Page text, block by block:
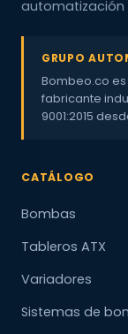
automatización
GRUPO
Bombeo.co
fabricante
9001:2015
CATÁLOGO
Bombas
Tableros ATX
Variadores
Sistemas de